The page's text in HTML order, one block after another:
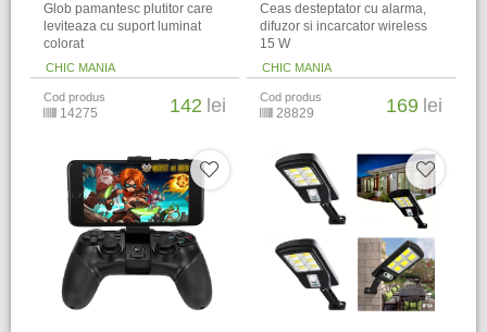
Glob pamantesc plutitor care
leviteaza cu suport luminat
colorat
CHIC MANIA
Cod produs
14275 142 lei
Ceas desteptator cu alarma,
difuzor si incarcator wireless
15 W
CHIC MANIA
Cod produs
28829 169 lei